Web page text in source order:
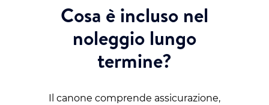
Cosa è incluso nel
noleggio lungo
termine?
Il canone comprende assicurazione,